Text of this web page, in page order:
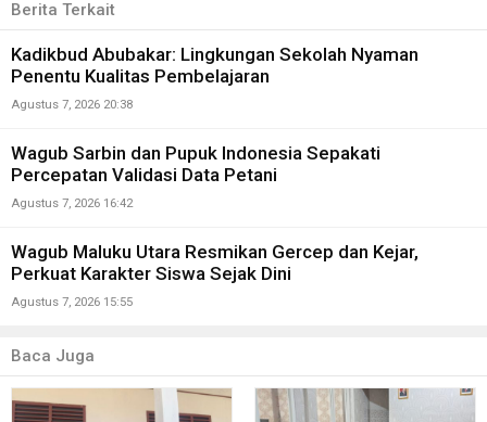
Berita Terkait
Kadikbud Abubakar: Lingkungan Sekolah Nyaman
Penentu Kualitas Pembelajaran
Agustus 7, 2026 20:38
Wagub Sarbin dan Pupuk Indonesia Sepakati
Percepatan Validasi Data Petani
Agustus 7, 2026 16:42
Wagub Maluku Utara Resmikan Gercep dan Kejar,
Perkuat Karakter Siswa Sejak Dini
Agustus 7, 2026 15:55
Baca Juga